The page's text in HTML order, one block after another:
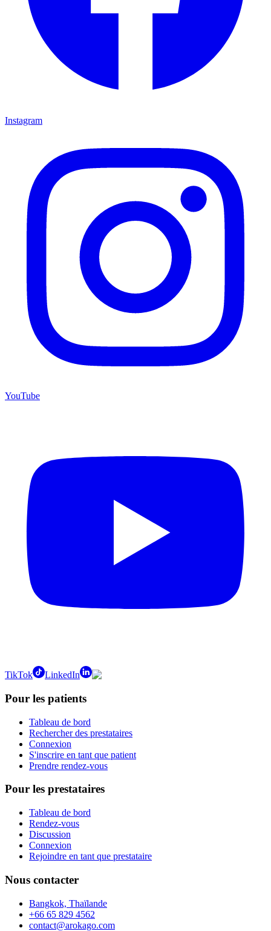
Instagram
YouTube
TikTok LinkedIn
Pour les patients
Tableau de bord
Rechercher des prestataires
Connexion
S'inscrire en tant que patient
Prendre rendez-vous
Pour les prestataires
Tableau de bord
Rendez-vous
Discussion
Connexion
Rejoindre en tant que prestataire
Nous contacter
Bangkok, Thaïlande
+66 65 829 4562
contact@arokago.com